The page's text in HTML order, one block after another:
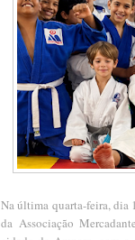
Na última quarta-feira, dia
da Associação